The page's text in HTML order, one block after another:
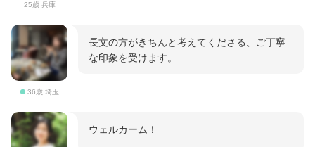
25歳 兵庫
36歳 埼玉
長文の方がきちんと考えてくださる、ご丁寧
な印象を受けます。
ウェルカーム！